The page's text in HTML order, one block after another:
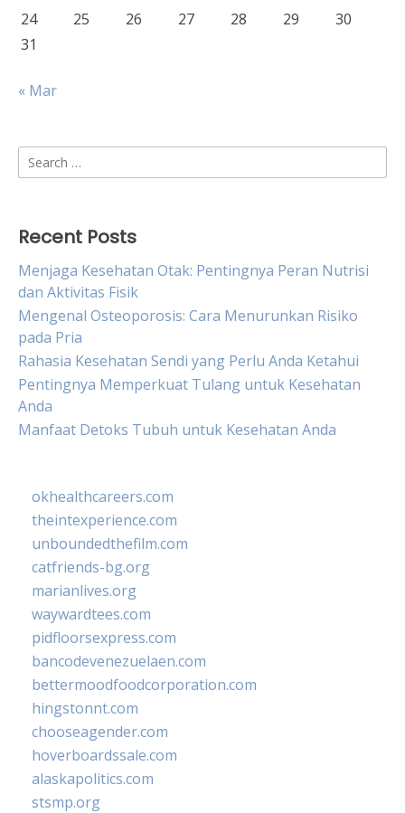
24
25 26 27 28 29
30
31
« Mar
Search
for:
Recent Posts
Menjaga Kesehatan Otak: Pentingnya Peran Nutrisi
dan Aktivitas Fisik
Mengenal Osteoporosis: Cara Menurunkan Risiko
pada Pria
Rahasia Kesehatan Sendi yang Perlu Anda Ketahui
Pentingnya Memperkuat Tulang untuk Kesehatan
Anda
Manfaat Detoks Tubuh untuk Kesehatan Anda
okhealthcareers.com
theintexperience.com
unboundedthefilm.com
catfriends-bg.org
marianlives.org
waywardtees.com
pidfloorsexpress.com
bancodevenezuelaen.com
bettermoodfoodcorporation.com
hingstonnt.com
chooseagender.com
hoverboardssale.com
alaskapolitics.com
stsmp.org